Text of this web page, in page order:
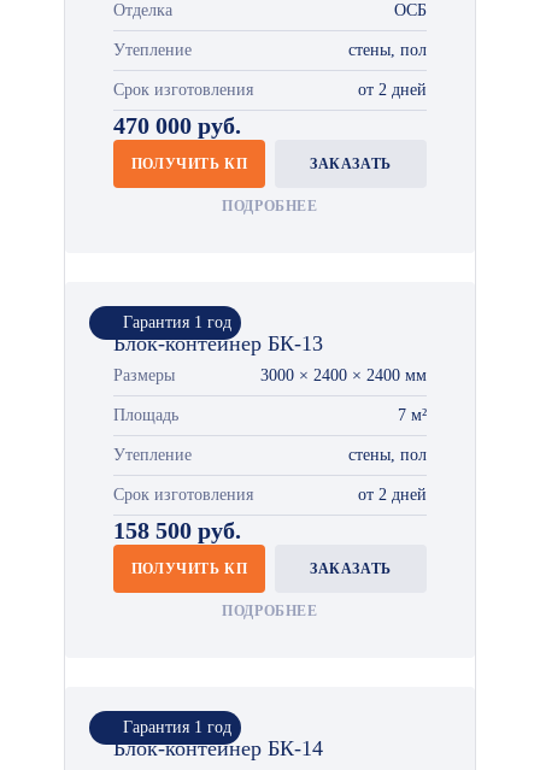
Отделка ОСБ
Утепление стены, пол
Срок изготовления от 2 дней
470 000 руб.
ПОЛУЧИТЬ КП ЗАКАЗАТЬ
ПОДРОБНЕЕ
Гарантия 1 год
Блок-контейнер БК-13
Размеры 3000 × 2400 × 2400 мм
Площадь 7 м²
Утепление стены, пол
Срок изготовления от 2 дней
158 500 руб.
ПОЛУЧИТЬ КП ЗАКАЗАТЬ
ПОДРОБНЕЕ
Гарантия 1 год
Блок-контейнер БК-14